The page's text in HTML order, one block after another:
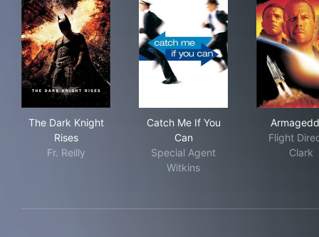
The Dark Knight
Rises
Fr. Reilly
Catch Me If You
Can
Special Agent
Witkins
Flight
Clark